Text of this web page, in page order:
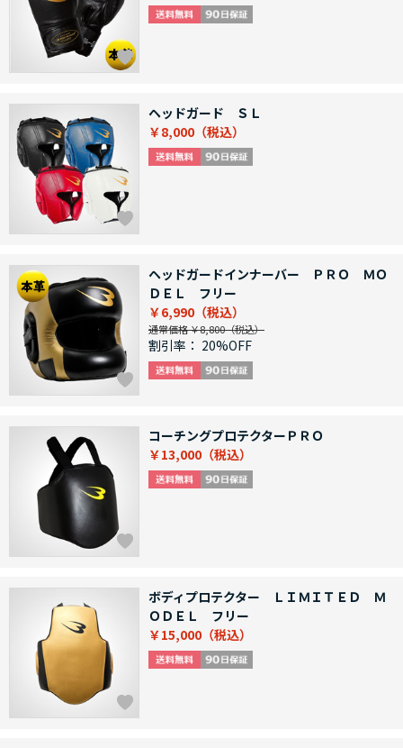
ヘッドガード ＳＬ
￥8,000
ヘッドガードインナーバー ＰＲＯ ＭＯ
ＤＥＬ フリー
￥6,990
通常価格 ￥8,800
割引率： 20%OFF
コーチングプロテクターＰＲＯ
￥13,000
ボディプロテクター ＬＩＭＩＴＥＤ Ｍ
ＯＤＥＬ フリー
￥15,000